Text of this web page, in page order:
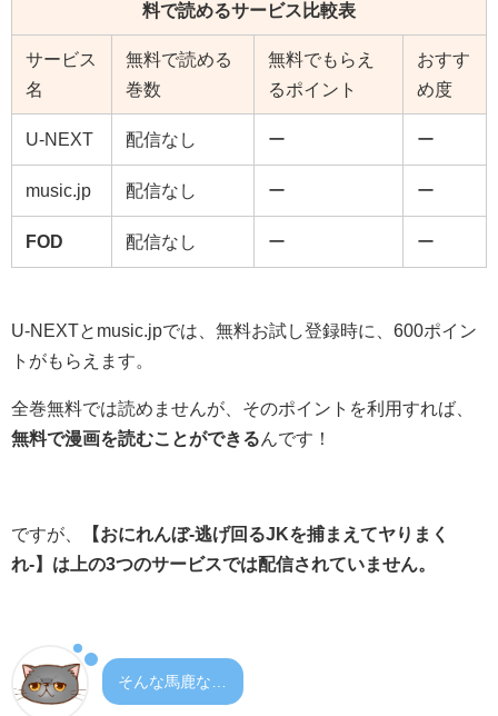
料で読めるサービス比較表
サービス
名
無料で読める
巻数
無料でもらえ
るポイント
おすす
め度
U-NEXT 配信なし ー ー
music.jp 配信なし ー ー
FOD 配信なし ー ー
U-NEXTとmusic.jpでは、無料お試し登録時に、600ポイン
トがもらえます。
全巻無料では読めませんが、そのポイントを利用すれば、
無料で漫画を読むことができるんです！
ですが、
【おにれんぼ-逃げ回るJKを捕まえてヤりまく
れ-】は上の3つのサービスでは配信されていません。
そんな馬鹿な…